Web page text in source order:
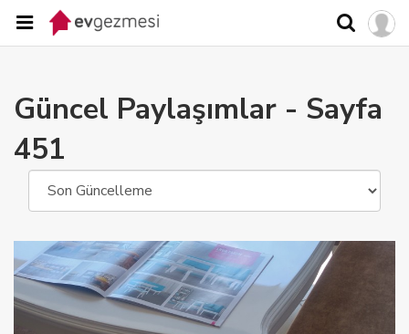
Güncel Paylaşımlar - Sayfa
451